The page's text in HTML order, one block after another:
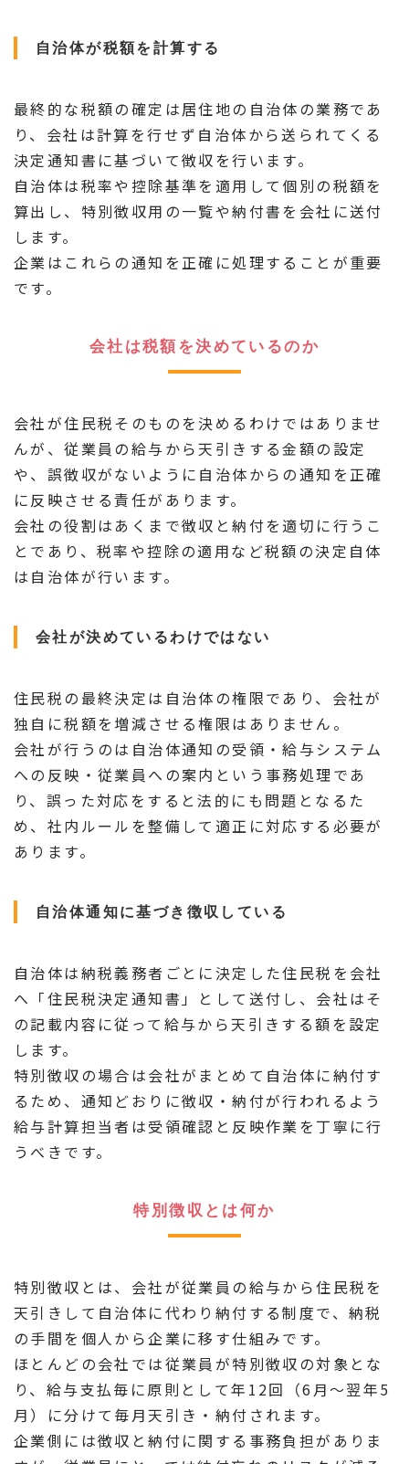
自治体が税額を計算する
最終的な税額の確定は居住地の自治体の業務であ
り、会社は計算を行せず自治体から送られてくる
決定通知書に基づいて徴収を行います。
自治体は税率や控除基準を適用して個別の税額を
算出し、特別徴収用の一覧や納付書を会社に送付
します。
企業はこれらの通知を正確に処理することが重要
です。
会社は税額を決めているのか
会社が住民税そのものを決めるわけではありませ
んが、従業員の給与から天引きする金額の設定
や、誤徴収がないように自治体からの通知を正確
に反映させる責任があります。
会社の役割はあくまで徴収と納付を適切に行うこ
とであり、税率や控除の適用など税額の決定自体
は自治体が行います。
会社が決めているわけではない
住民税の最終決定は自治体の権限であり、会社が
独自に税額を増減させる権限はありません。
会社が行うのは自治体通知の受領・給与システム
への反映・従業員への案内という事務処理であ
り、誤った対応をすると法的にも問題となるた
め、社内ルールを整備して適正に対応する必要が
あります。
自治体通知に基づき徴収している
自治体は納税義務者ごとに決定した住民税を会社
へ「住民税決定通知書」として送付し、会社はそ
の記載内容に従って給与から天引きする額を設定
します。
特別徴収の場合は会社がまとめて自治体に納付す
るため、通知どおりに徴収・納付が行われるよう
給与計算担当者は受領確認と反映作業を丁寧に行
うべきです。
特別徴収とは何か
特別徴収とは、会社が従業員の給与から住民税を
天引きして自治体に代わり納付する制度で、納税
の手間を個人から企業に移す仕組みです。
ほとんどの会社では従業員が特別徴収の対象とな
り、給与支払毎に原則として年12回（6月〜翌年5
月）に分けて毎月天引き・納付されます。
企業側には徴収と納付に関する事務負担がありま